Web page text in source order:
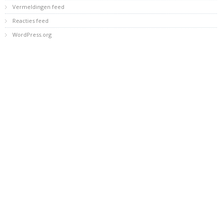
Vermeldingen feed
Reacties feed
WordPress.org